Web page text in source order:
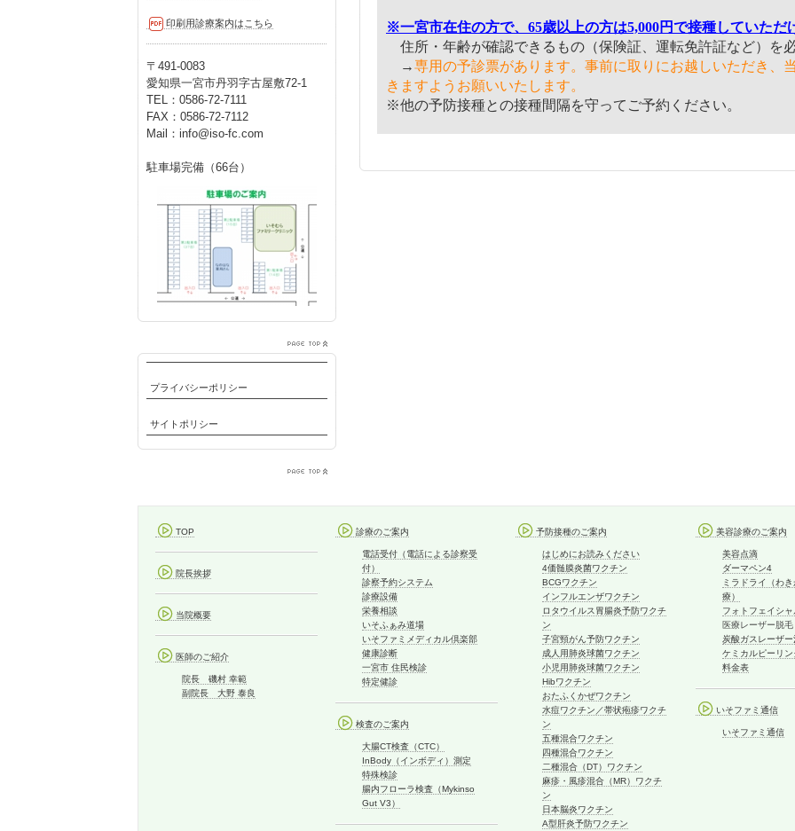
※一宮市在住の方で、65歳以上の方は5,000円で接種していただ
住所・年齢が確認できるもの（保険証、運転免許証など）を
→専用の予診票があります。事前に取りにお越しいただき、
きますようお願いいたします。
※他の予防接種との接種間隔を守ってご予約ください。
印刷用診療案内はこちら
〒491-0083
愛知県一宮市丹羽字古屋敷72-1
TEL：0586-72-7111
FAX：0586-72-7112
Mail：info@iso-fc.com
駐車場完備（66台）
プライバシーポリシー
サイトポリシー
TOP
院長挨拶
当院概要
医師のご紹介
院長 磯村 幸範
副院長 大野 泰良
診療のご案内
電話受付（電話による診察受
付）
診察予約システム
診療設備
栄養相談
いそふぁみ道場
いそファミメディカル倶楽部
健康診断
一宮市 住民検診
特定健診
検査のご案内
大腸CT検査（CTC）
InBody（インボディ）測定
特殊検診
腸内フローラ検査（Mykinso
Gut V3）
予防接種のご案内
はじめにお読みください
4価髄膜炎菌ワクチン
BCGワクチン
インフルエンザワクチン
ロタウイルス胃腸炎予防ワクチ
ン
子宮頸がん予防ワクチン
成人用肺炎球菌ワクチン
小児用肺炎球菌ワクチン
Hibワクチン
おたふくかぜワクチン
水痘ワクチン／帯状疱疹ワクチ
ン
五種混合ワクチン
四種混合ワクチン
二種混合（DT）ワクチン
麻疹・風疹混合（MR）ワクチ
ン
日本脳炎ワクチン
A型肝炎予防ワクチン
美容診療のご案内
美容点滴
ダーマペン4
ミラドライ（わ
療）
フォトフェイシャ
医療レーザー脱毛
炭酸ガスレーザー
ケミカルピーリン
料金表
いそファミ通信
いそファミ通信